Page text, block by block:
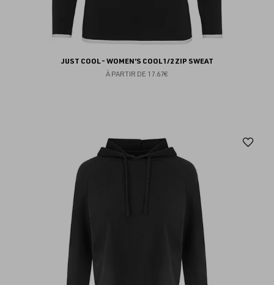
JUST COOL - WOMEN'S COOL 1/2 ZIP SWEAT
À PARTIR DE 17.67€